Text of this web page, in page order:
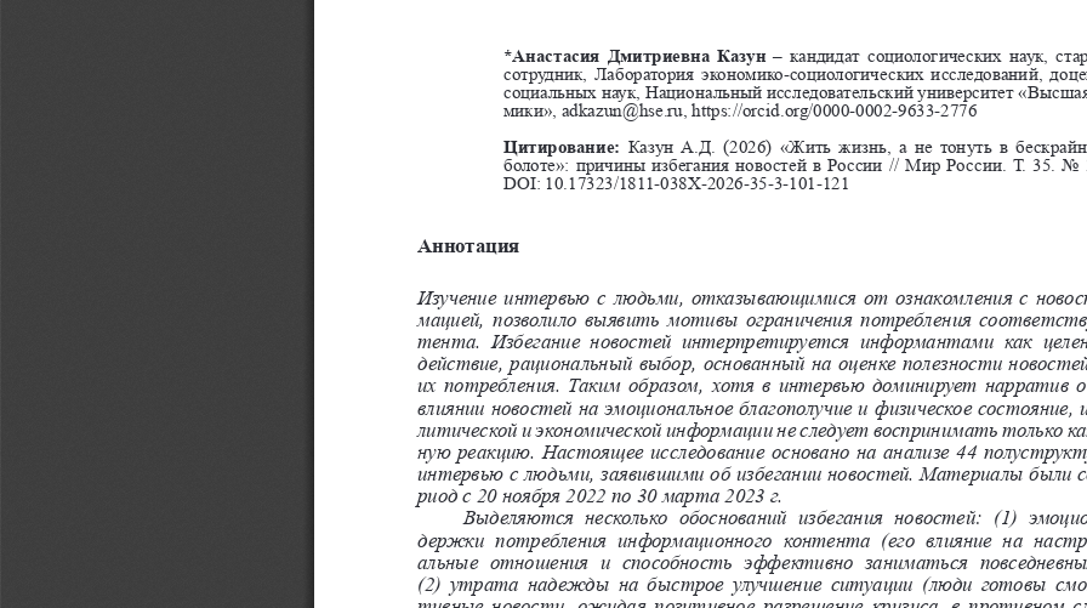
*Анастасия Дмитриевна Казун – кандидат социологических наук,
сотрудник, Лаборатория экономико-социологических исследований,
социальных наук, Национальный исследовательский университет
мики», adkazun@hse.ru, https://orcid.org/0000-0002-9633-2776
Цитирование:
  Казун  А.Д.
(2026)  «Жить  жизнь,  а  не  тонуть  в
болоте»: причины избегания новостей в России // Мир России. Т. 35. No
DOI: 10.17323/1811-038X-2026-35-3-101-121
Аннотация
Изучение интервью с людьми, отказывающимися от ознакомления с
мацией, позволило выявить мотивы ограничения потребления
тента.  Избегание  новостей  интерпретируется  информантами  как
действие, рациональный выбор, основанный на оценке полезности
их потребления. Таким образом, хотя в интервью доминирует нарратив
влиянии новостей на эмоциональное благополучие и физическое состояние,
литической и экономической информации не следует воспринимать только
ную реакцию. Настоящее исследование основано на анализе 44
интервью с людьми, заявившими об избегании новостей. Материалы были
риод с 20 ноября 2022 по 30 марта 2023 г.
Выделяются  несколько  обоснований  избегания  новостей:  (1)
держки  потребления  информационного  контента  (его  влияние  на
альные  отношения  и  способность  эффективно  заниматься
(2) утрата надежды на быстрое улучшение ситуации (люди готовы